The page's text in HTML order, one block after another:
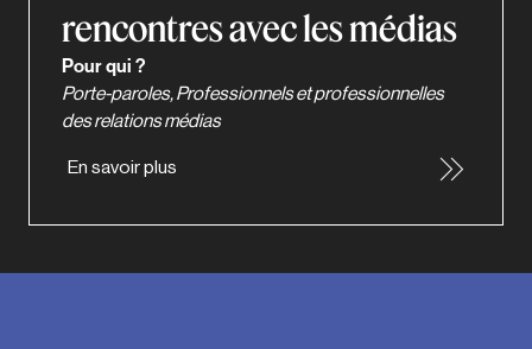
rencontres avec les médias
Pour qui ?
Porte-paroles, Professionnels et professionnelles
des relations médias
En savoir plus